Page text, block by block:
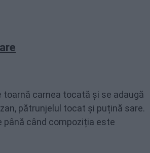
toarnă carnea tocată și se adaugă
pătrunjelul tocat și puțină sare.
până când compoziția este